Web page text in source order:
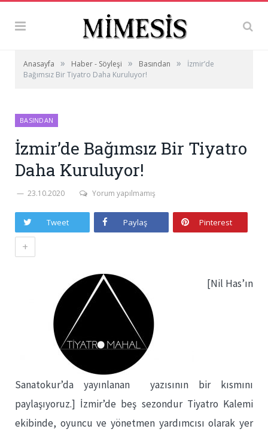
Anasayfa » Haber - Söyleşi » Basından »
İzmir’de
Bağımsız Bir Tiyatro Daha Kuruluyor!
BASINDAN
İzmir’de Bağımsız Bir Tiyatro
Daha Kuruluyor!
23.10.2020 Yorum yapılmamış
Tweet Paylaş Pinterest
+
[Nil Has’ın
Sanatokur’da yayınlanan yazısının bir kısmını
paylaşıyoruz.] İzmir’de beş sezondur Tiyatro Kalemi
ekibinde, oyuncu ve yönetmen yardımcısı olarak yer